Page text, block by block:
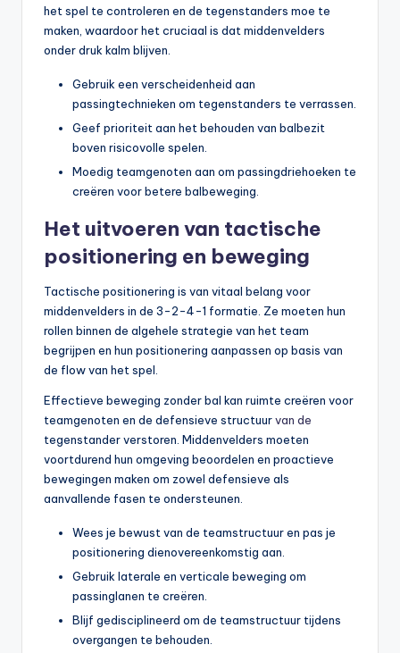
het spel te controleren en de tegenstanders moe te
maken, waardoor het cruciaal is dat middenvelders
onder druk kalm blijven.
Gebruik een verscheidenheid aan
passingtechnieken om tegenstanders te verrassen.
Geef prioriteit aan het behouden van balbezit
boven risicovolle spelen.
Moedig teamgenoten aan om passingdriehoeken te
creëren voor betere balbeweging.
Het uitvoeren van tactische
positionering en beweging
Tactische positionering is van vitaal belang voor
middenvelders in de 3-2-4-1 formatie. Ze moeten hun
rollen binnen de algehele strategie van het team
begrijpen en hun positionering aanpassen op basis van
de flow van het spel.
Effectieve beweging zonder bal kan ruimte creëren voor
teamgenoten en de defensieve structuurvan de
tegenstander verstoren. Middenvelders moeten
voortdurend hun omgeving beoordelen en proactieve
bewegingen maken om zowel defensieve als
aanvallende fasen te ondersteunen.
Wees je bewust van de teamstructuur en pas je
positionering dienovereenkomstig aan.
Gebruik laterale en verticale beweging om
passinglanen te creëren.
Blijf gedisciplineerd om de teamstructuur tijdens
overgangen te behouden.